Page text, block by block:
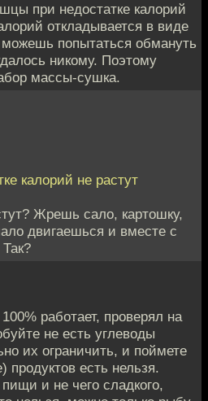
при недостатке калорий
откладывается в виде
попытаться обмануть
никому. Поэтому
массы-сушка.
калорий не растут
Жрешь сало, картошку,
двигаешься и вместе с
работает, проверял на
не есть углеводы
их ограничить, и поймете
есть нельзя.
и не чего сладкого,